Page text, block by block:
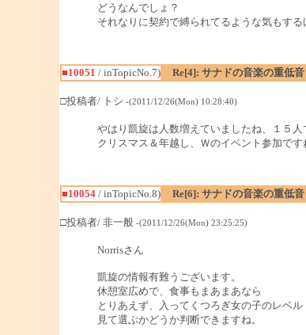
どうなんでしょ？
それなりに契約で縛られてるような気もする
■10051 / inTopicNo.7)
Re[4]: サナドの音楽の重低音
□投稿者/ トシ -(2011/12/26(Mon) 10:28:40)
やはり凱旋は人数増えていましたね、１５
クリスマス＆年越し、Ｗのイベント参加です
■10054/ inTopicNo.8)
Re[6]: サナドの音楽の重低音
□投稿者/ 非一般 -(2011/12/26(Mon) 23:25:25)
Norrisさん
凱旋の情報有難うございます。
休憩室広めで、食事もまあまあなら
とりあえず、入ってくつろぎ女の子のレベル
見て選ぶかどうか判断できますね。